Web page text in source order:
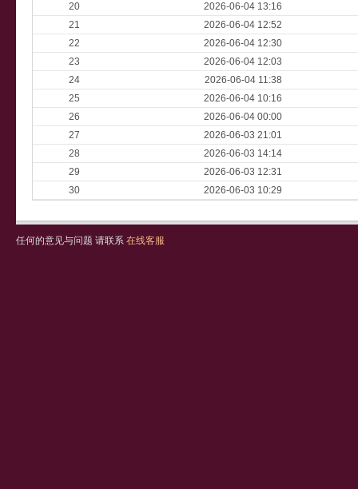
20
2026-06-04 13:16
21
2026-06-04 12:52
22
2026-06-04 12:30
23
2026-06-04 12:03
24
2026-06-04 11:38
25
2026-06-04 10:16
26
2026-06-04 00:00
27
2026-06-03 21:01
28
2026-06-03 14:14
29
2026-06-03 12:31
30
2026-06-03 10:29
任何的意见与问题 请联系 在线客服